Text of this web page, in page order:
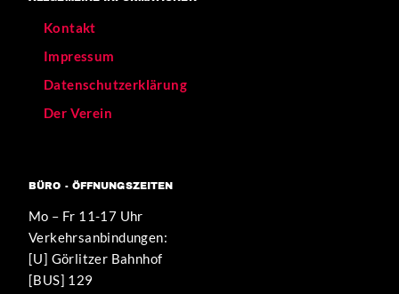
Kontakt
Impressum
Datenschutzerklärung
Der Verein
BÜRO - ÖFFNUNGSZEITEN
Mo – Fr 11-17 Uhr
Verkehrsanbindungen:
[U] Görlitzer Bahnhof
[BUS] 129